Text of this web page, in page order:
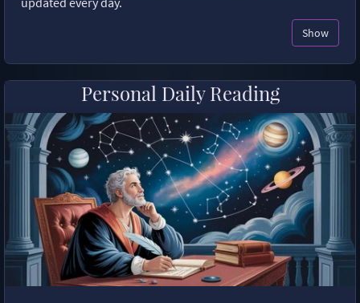
Show
Personal Daily Reading